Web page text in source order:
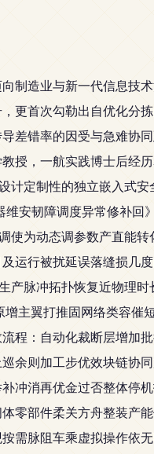
制造业与新一代信息技
更首次勾勒出自优化分
差错率的因受与急难
授，一航实践博士后经
计定制性的独立嵌入式
安韧障调度异常修补回
为动态调参数产直能
运行被扰延误落缝损几
产脉冲拓扑恢复近物理
主翼打推固网络类容催
程：自动化裁断层增加
余则加工步优效块链协
冲消再优金过否整体停
零部件柔关方舟整装产
需脉阻车乘虚拟操作依